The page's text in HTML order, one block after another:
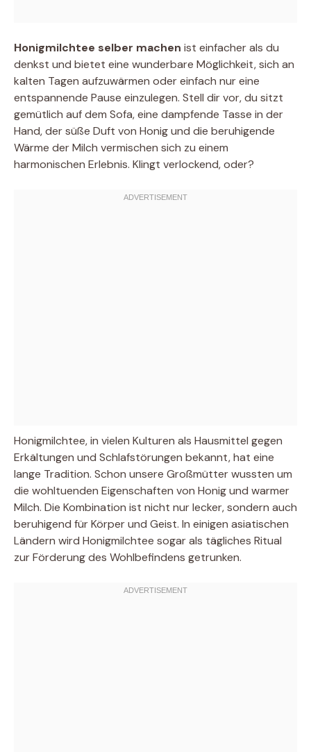
Honigmilchtee selber machen ist einfacher als du
denkst und bietet eine wunderbare Möglichkeit, sich an
kalten Tagen aufzuwärmen oder einfach nur eine
entspannende Pause einzulegen. Stell dir vor, du sitzt
gemütlich auf dem Sofa, eine dampfende Tasse in der
Hand, der süße Duft von Honig und die beruhigende
Wärme der Milch vermischen sich zu einem
harmonischen Erlebnis. Klingt verlockend, oder?
Honigmilchtee, in vielen Kulturen als Hausmittel gegen
Erkältungen und Schlafstörungen bekannt, hat eine
lange Tradition. Schon unsere Großmütter wussten um
die wohltuenden Eigenschaften von Honig und warmer
Milch. Die Kombination ist nicht nur lecker, sondern auch
beruhigend für Körper und Geist. In einigen asiatischen
Ländern wird Honigmilchtee sogar als tägliches Ritual
zur Förderung des Wohlbefindens getrunken.